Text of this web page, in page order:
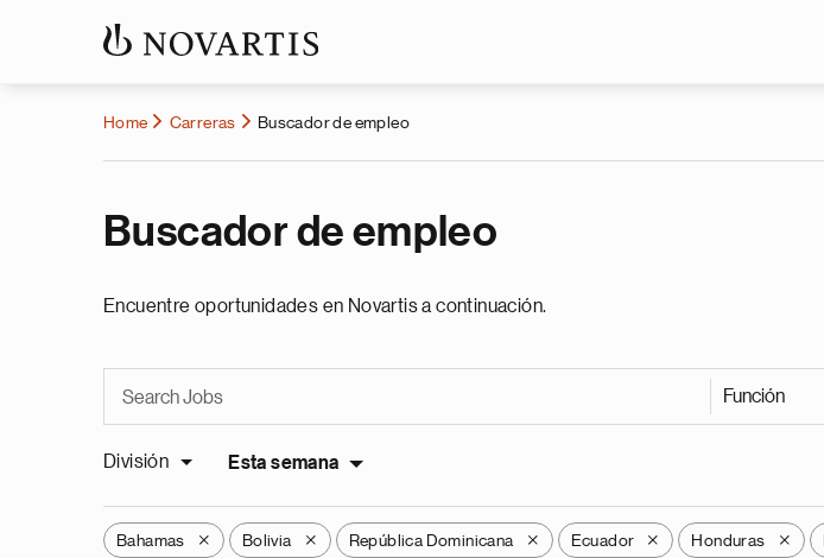
Home Carreras Buscador de empleo
Buscador de empleo
Encuentre oportunidades en Novartis a continuación.
Función
División Esta semana
Bahamas X Bolivia X República Dominicana X Ecuador X Honduras X